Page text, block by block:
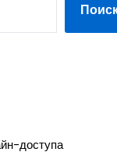
доступа